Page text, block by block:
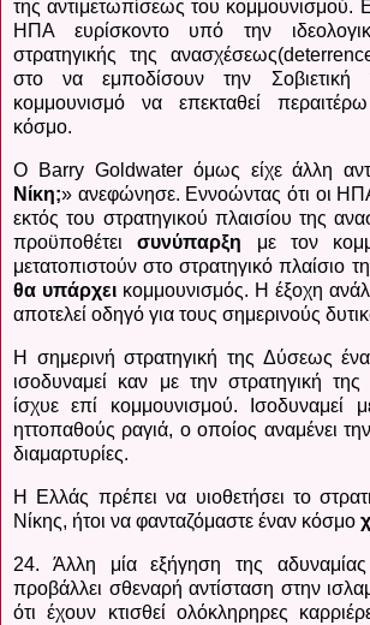
της αντιμετωπίσεως του κομμουνισμού.
ΗΠΑ ευρίσκοντο υπό την
στρατηγικής της ανασχέσεως(
στο να εμποδίσουν την
κομμουνισμό να επεκταθεί
κόσμο.
Ο Barry Goldwater όμως είχε άλλη
Νίκη;» ανεφώνησε. Εννοώντας ότι οι
εκτός του στρατηγικού πλαισίου της
προϋποθέτεισυνύπαρξη με τον
μετατοπιστούν στο στρατηγικό πλαίσιο
θα υπάρχει κομμουνισμός. Η έξοχη
αποτελεί οδηγό για τους σημερινούς
Η σημερινή στρατηγική της Δύσεως
ισοδυναμεί καν με την στρατηγική
ίσχυε επί κομμουνισμού. Ισοδυναμεί
ηττοπαθούς ραγιά, ο οποίος αναμένει
διαμαρτυρίες.
Η Ελλάς πρέπει να υιοθετήσει το
Νίκης, ήτοι να φανταζόμαστε έναν κόσμο
24. Άλλη μία εξήγηση της
προβάλλει σθεναρή αντίσταση στην
ότι έχουν κτισθεί ολόκληρηρες